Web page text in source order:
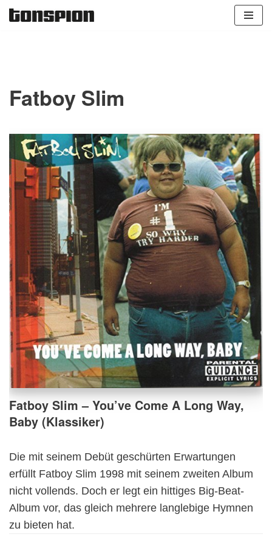
Fatboy Slim
Fatboy Slim – You’ve Come A Long Way,
Baby (Klassiker)
Die mit seinem Debüt geschürten Erwartungen
erfüllt Fatboy Slim 1998 mit seinem zweiten Album
nicht vollends. Doch er legt ein hittiges Big-Beat-
Album vor, das gleich mehrere langlebige Hymnen
zu bieten hat.